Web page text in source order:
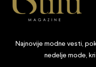
Najnovije modne vesti,
nedelje mode,